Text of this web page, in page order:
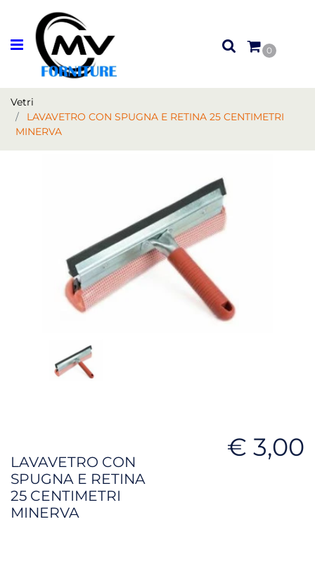
Open menu
0
Vetri
LAVAVETRO CON SPUGNA E RETINA 25 CENTIMETRI
MINERVA
LAVAVETRO CON
SPUGNA E RETINA
25 CENTIMETRI
MINERVA
€ 3,00